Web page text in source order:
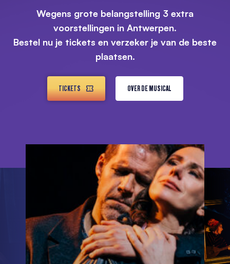
Wegens grote belangstelling 3 extra
voorstellingen in Antwerpen.
Bestel nu je tickets en verzeker je van de beste
plaatsen.
TICKETS OVER DE MUSICAL